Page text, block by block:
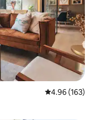
औसत रेटिंग 5 में से
4.96 (163)